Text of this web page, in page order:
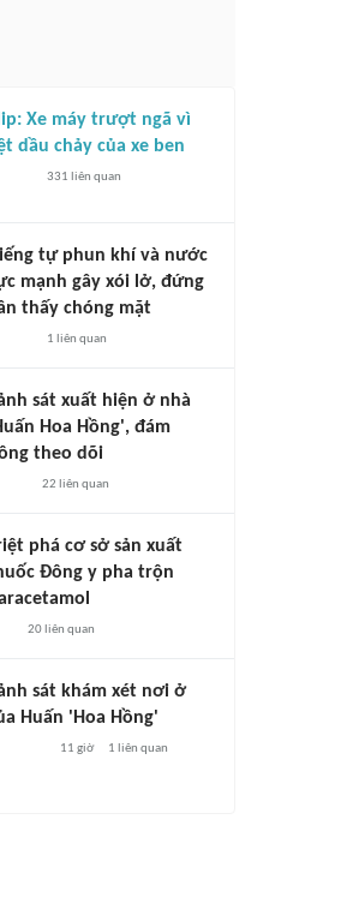
Xe máy trượt ngã vì
dầu chảy của xe ben
331 liên quan
tự phun khí và nước
mạnh gây xói lở, đứng
thấy chóng mặt
1 liên quan
sát xuất hiện ở nhà
Hoa Hồng', đám
theo dõi
22 liên quan
phá cơ sở sản xuất
Đông y pha trộn
20liên quan
sát khám xét nơi ở
Huấn 'Hoa Hồng'
11 giờ 1 liên quan